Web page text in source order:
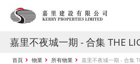
嘉里不夜城一期 - 合集 THE
首頁 物業 所有物業 嘉里不夜城一期 - 合集